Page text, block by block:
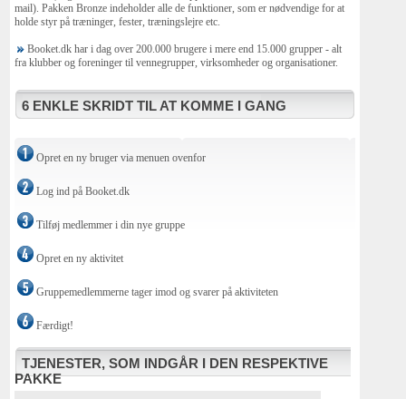
mail). Pakken Bronze indeholder alle de funktioner, som er nødvendige for at
holde styr på træninger, fester, træningslejre etc.
Booket.dk har i dag over 200.000 brugere i mere end 15.000 grupper - alt
fra klubber og foreninger til vennegrupper, virksomheder og organisationer.
6 ENKLE SKRIDT TIL AT KOMME I GANG
Opret en ny bruger via menuen ovenfor
Log ind på Booket.dk
Tilføj medlemmer i din nye gruppe
Opret en ny aktivitet
Gruppemedlemmerne tager imod og svarer på aktiviteten
Færdigt!
TJENESTER, SOM INDGÅR I DEN RESPEKTIVE
PAKKE